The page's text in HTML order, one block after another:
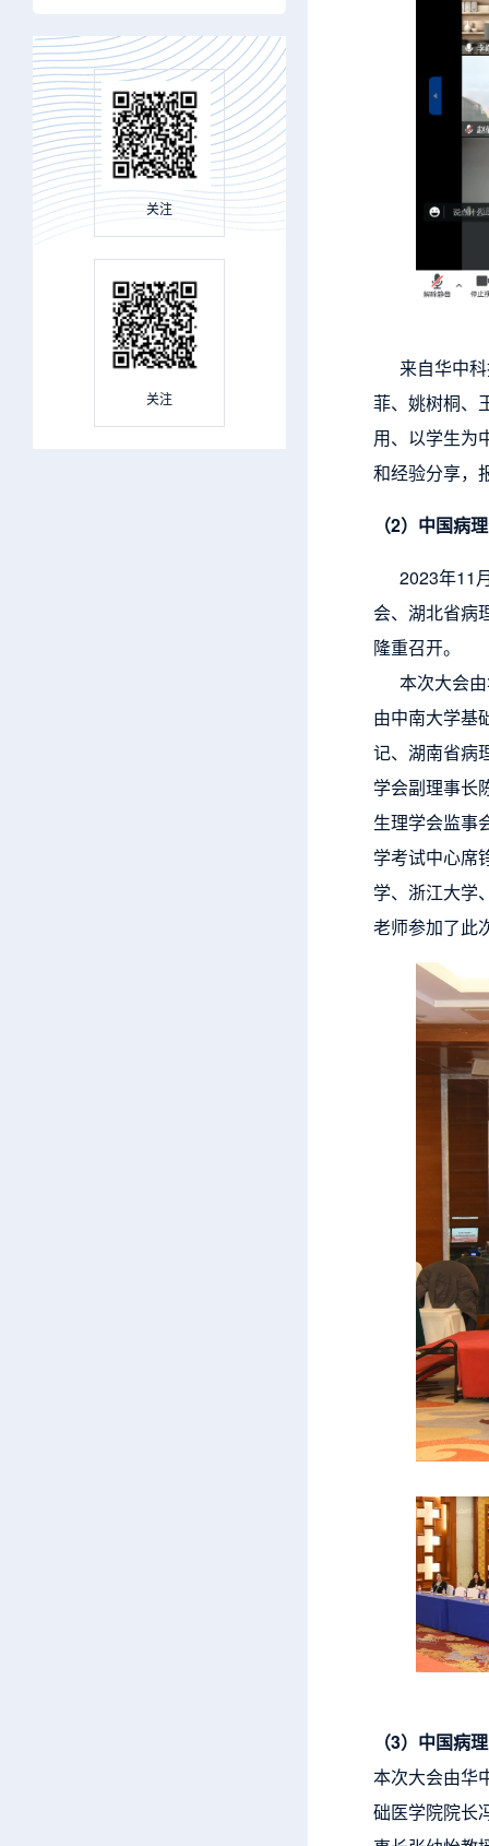
关注
关注
来自华中科
菲、姚树桐、
用、以学生为
和经验分享，
（2）中国病
2023年11月
会、湖北省病
隆重召开。
本次大会由
由中南大学基
记、湖南省病
学会副理事长
生理学会监事
学考试中心席
学、浙江大学
老师参加了此
（3）中国病
本次大会由华
础医学院院长